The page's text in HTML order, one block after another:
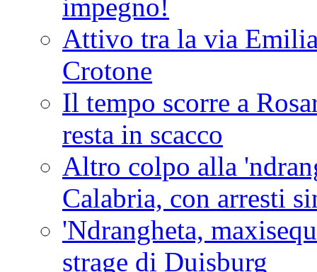
impegno!
Attivo tra la via
Crotone
Il tempo scorre a
resta in scacco
Altro colpo alla
Calabria, con arresti
'Ndrangheta,
strage di Duisburg